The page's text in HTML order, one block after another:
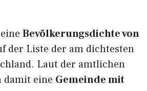
Bevölkerungsdichte von
der Liste der am dichtesten
Laut der amtlichen
damit eine Gemeinde mit